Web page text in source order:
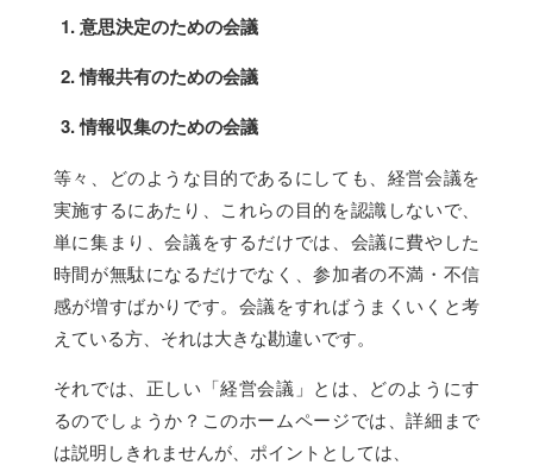
意思決定のための会議
情報共有のための会議
情報収集のための会議
等々、どのような目的であるにしても、経営会議を
実施するにあたり、これらの目的を認識しないで、
単に集まり、会議をするだけでは、会議に費やした
時間が無駄になるだけでなく、参加者の不満・不信
感が増すばかりです。会議をすればうまくいくと考
えている方、それは大きな勘違いです。
それでは、正しい「経営会議」とは、どのようにす
るのでしょうか？このホームページでは、詳細まで
は説明しきれませんが、ポイントとしては、